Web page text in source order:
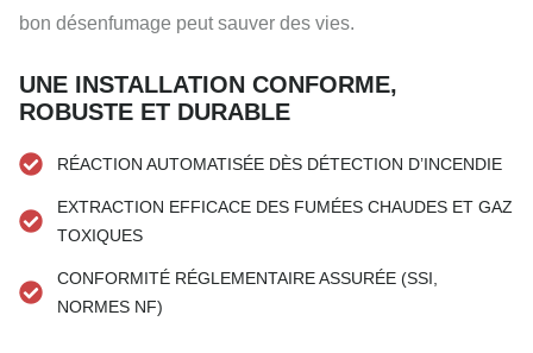
bon désenfumage peut sauver des vies.
UNE INSTALLATION CONFORME,
ROBUSTE ET DURABLE
RÉACTION AUTOMATISÉE DÈS DÉTECTION D’INCENDIE
EXTRACTION EFFICACE DES FUMÉES CHAUDES ET GAZ
TOXIQUES
CONFORMITÉ RÉGLEMENTAIRE ASSURÉE (SSI,
NORMES NF)